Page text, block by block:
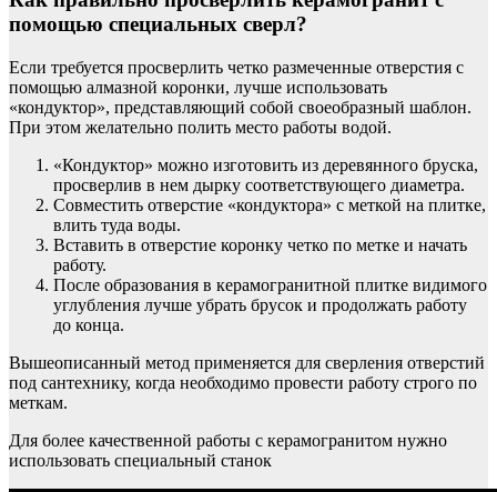
помощью специальных сверл?
Если требуется просверлить четко размеченные отверстия с
помощью алмазной коронки, лучше использовать
«кондуктор», представляющий собой своеобразный шаблон.
При этом желательно полить место работы водой.
«Кондуктор» можно изготовить из деревянного бруска,
просверлив в нем дырку соответствующего диаметра.
Совместить отверстие «кондуктора» с меткой на плитке,
влить туда воды.
Вставить в отверстие коронку четко по метке и начать
работу.
После образования в керамогранитной плитке видимого
углубления лучше убрать брусок и продолжать работу
до конца.
Вышеописанный метод применяется для сверления отверстий
под сантехнику, когда необходимо провести работу строго по
меткам.
Для более качественной работы с керамогранитом нужно
использовать специальный станок